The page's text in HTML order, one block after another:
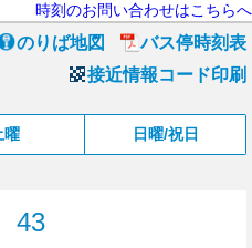
時刻のお問い合わせはこちらへ
のりば地図
バス停時刻表
接近情報コード印刷
曜 日曜/祝日
43